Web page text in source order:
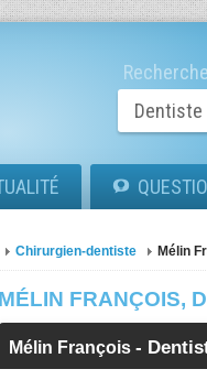
Chirurgien-dentiste Mélin
MÉLIN FRANÇOIS,
Mélin François-